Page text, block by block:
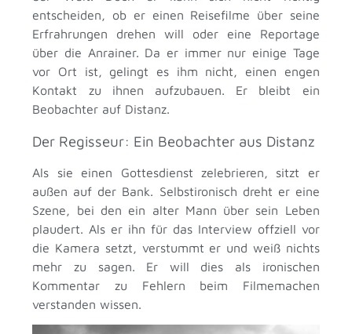
entscheiden, ob er einen Reisefilme über seine
Erfrahrungen drehen will oder eine Reportage
über die Anrainer. Da er immer nur einige Tage
vor Ort ist, gelingt es ihm nicht, einen engen
Kontakt zu ihnen aufzubauen. Er bleibt ein
Beobachter auf Distanz.
Der Regisseur: Ein Beobachter aus Distanz
Als sie einen Gottesdienst zelebrieren, sitzt er
außen auf der Bank. Selbstironisch dreht er eine
Szene, bei den ein alter Mann über sein Leben
plaudert. Als er ihn für das Interview offziell vor
die Kamera setzt, verstummt er und weiß nichts
mehr zu sagen. Er will dies als ironischen
Kommentar zu Fehlern beim Filmemachen
verstanden wissen.